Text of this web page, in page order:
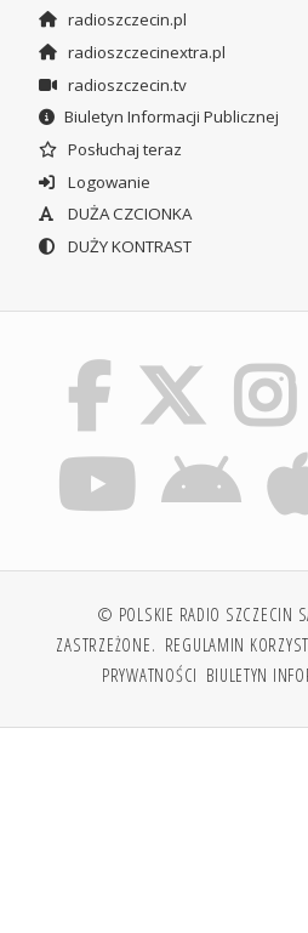
radioszczecin.pl
radioszczecinextra.pl
radioszczecin.tv
Biuletyn Informacji Publicznej
Posłuchaj teraz
Logowanie
DUŻA CZCIONKA
DUŻY KONTRAST
© POLSKIE RADIO SZCZECIN
ZASTRZEŻONE. REGULAMIN
PRYWATNOŚCI BIULETYN